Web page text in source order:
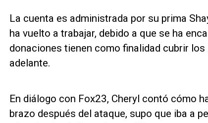
La cuenta es administrada por su prima
ha vuelto a trabajar, debido a que se ha
donaciones tienen como finalidad cubrir
adelante.
En diálogo con Fox23, Cheryl contó cómo
brazo después del ataque, supo que iba a